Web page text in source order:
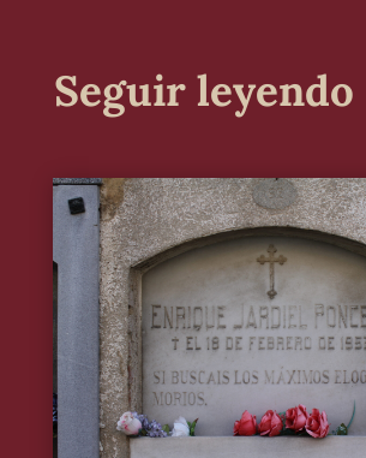
Seguir leyendo